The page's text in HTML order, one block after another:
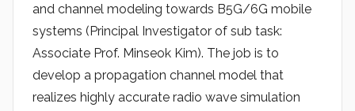
i
o
and channel modeling towards B5G/6G mobile
systems (Principal Investigator of sub task:
Associate Prof. Minseok Kim). The job is to
develop a propagation channel model that
realizes highly accurate radio wave simulation